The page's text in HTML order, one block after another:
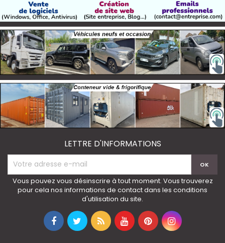
LETTRE D'INFORMATIONS
Vous pouvez vous désinscrire à tout moment. Vous trouverez
pour cela nos informations de contact dans les conditions
d'utilisation du site.